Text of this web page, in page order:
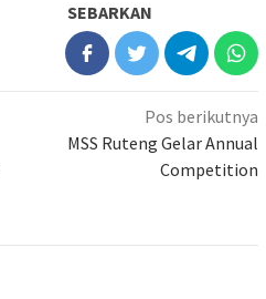
SEBARKAN
Pos berikutnya
MSS Ruteng Gelar Annual
Competition